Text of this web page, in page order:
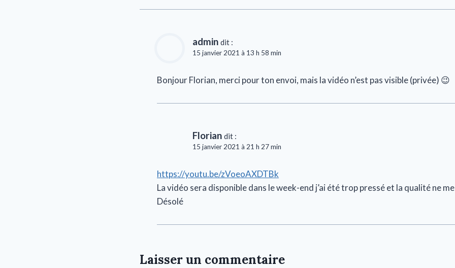
admin dit :
15 janvier 2021 à 13 h 58 min
Bonjour Florian, merci pour ton envoi, mais la vidéo n’est pas visible (privée) 😉
Florian dit :
15 janvier 2021 à 21 h 27 min
https://youtu.be/zVoeoAXDTBk
La vidéo sera disponible dans le week-end j’ai été trop pressé et la qualité ne
Désolé
Laisser un commentaire